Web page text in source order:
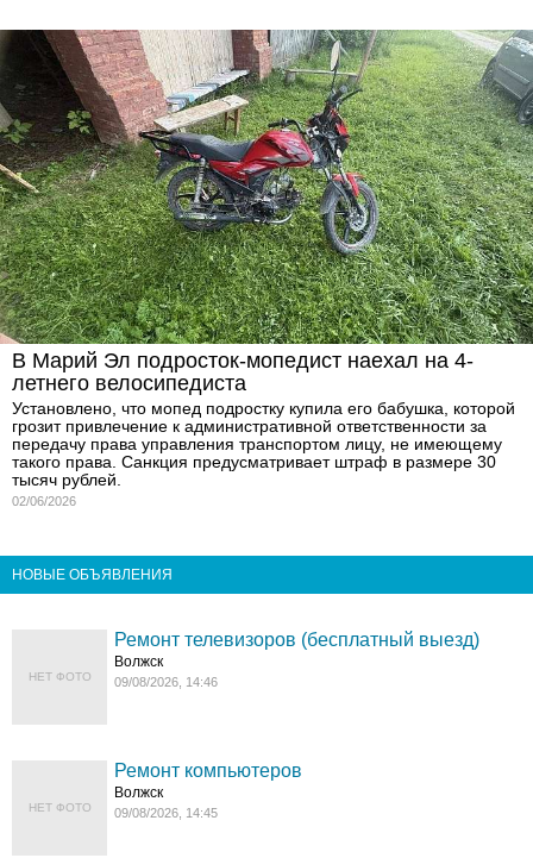
В Марий Эл подросток-мопедист наехал на 4-
летнего велосипедиста
Установлено, что мопед подростку купила его бабушка, которой
грозит привлечение к административной ответственности за
передачу права управления транспортом лицу, не имеющему
такого права. Санкция предусматривает штраф в размере 30
тысяч рублей.
02/06/2026
НОВЫЕ ОБЪЯВЛЕНИЯ
НЕТ ФОТО
Ремонт телевизоров (бесплатный выезд)
Волжск
09/08/2026, 14:46
НЕТ ФОТО
Ремонт компьютеров
Волжск
09/08/2026, 14:45